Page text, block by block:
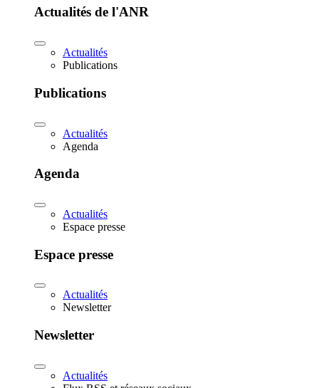
Actualités de l'ANR
Actualités
Publications
Publications
Actualités
Agenda
Agenda
Actualités
Espace presse
Espace presse
Actualités
Newsletter
Newsletter
Actualités